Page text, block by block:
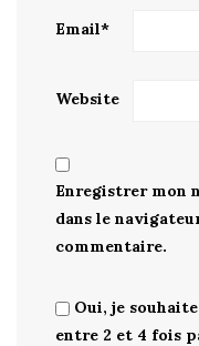
Email*
Website
Enregistrer mon
dans le
commentaire.
Oui, je
entre 2 et 4 fois